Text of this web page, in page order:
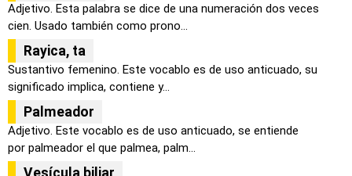
Adjetivo. Esta palabra se dice de una numeración dos veces
cien. Usado también como prono...
Rayica, ta
Sustantivo femenino. Este vocablo es de uso anticuado, su
significado implica, contiene y...
Palmeador
Adjetivo. Este vocablo es de uso anticuado, se entiende
por palmeador el que palmea, palm...
Vesícula biliar